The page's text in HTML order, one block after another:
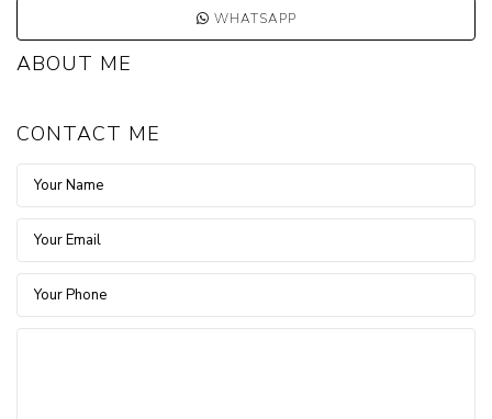
WHATSAPP
ABOUT ME
CONTACT ME